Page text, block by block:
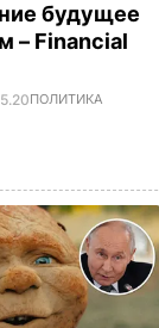
будущее
– Financial
ПОЛИТИКА